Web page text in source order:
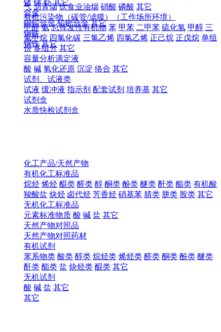
气 沥青烟 饮食业油烟 硝酸 磷酸 其它
有机污染物（碳管/滤膜）（工作场所环境）
甲醛 氨 总挥发性有机物 苯 甲苯 二甲苯 硫化氢 甲醇 三
氯甲烷 四氯化碳 三氯乙烯 四氯乙烯 正己烷 正戊烷 单组
份 多组分 其它
容量分析滴定液
酸 碱 氧化还原 沉淀 络合 其它
试剂、试液类
试液 缓冲液 指示剂 配套试剂 培养基 其它
试剂盒
水质快检试剂盒
锗 锑 钋 其它
合金
铜铅合金 铅钯合金 其它
钢铁
钢铁 其它
化工产品/天然产物
有机化工标准品
烷烃 烯烃 醌类 醛类 醇 酮类 酚类 醚类 酐类 酯类 有机酸
羧酸盐 炔烃 卤代烃 芳香烃 硝基苯 腈类 肼类 胺类 其它
无机化工标准品
元素标准物质 酸 碱 盐 其它
天然产物对照品
天然产物对照药材
有机试剂
苯系物类 酸类 醇类 烷烃类 烯烃类 醛类 酮类 酚类 醚类
酐类 酯类 盐 炔烃类 醌类 其它
无机试剂
酸 碱 盐 其它
其它